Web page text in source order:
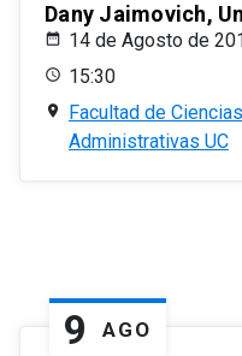
Dany Jaimovich,
14 de Agosto de
15:30
Facultad de
Administrativas UC
9 AGO